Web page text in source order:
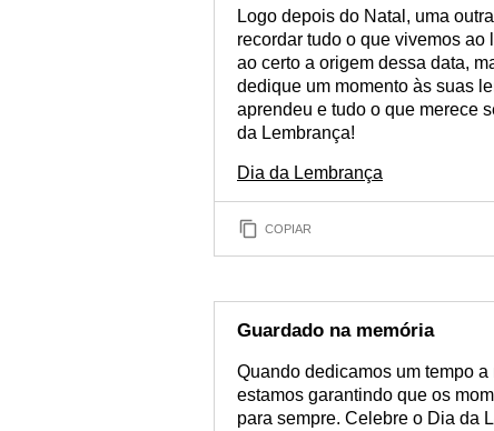
Logo depois do Natal, uma
recordar tudo o que vivemos
ao certo a origem dessa data,
dedique um momento às suas
aprendeu e tudo o que merece
da Lembrança!
Dia da Lembrança
COPIAR
Guardado na memória
Quando dedicamos um tempo
estamos garantindo que os
para sempre. Celebre o Dia da